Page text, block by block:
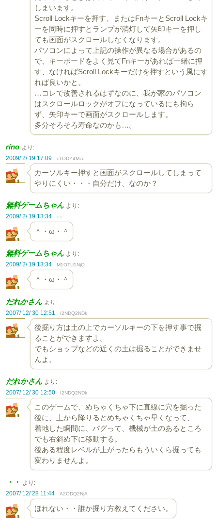
しまいます。
Scroll Lockキーを押す、またはFnキーとScroll Lockキ
ーを同時に押すとランプが消灯して矢印キーを押し
ても画面がスクロールしなくなります。
パソコンによって上記の操作が異なる場合があるの
で、キーボードをよく見てFnキーがあれば一緒に押
す、なければScroll Lockキーだけを押すという風にす
れば良いかと。
…コレで改善されるはずなのに、我が家のパソコン
はスクロールロックがオフになっているにも拘ら
ず、矢印キーで画面がスクロールします。
多分そろそろ寿命なのかも…。
rino より:
2009/ 2/ 19 17:09
c1ODY4Mzc
カーソルキー押すと画面がスクロールしてしまって
やりにくい・・・自分だけ、なのか？
無料ゲームちゃん より:
2009/ 2/ 19 13:34
==
＾・ω・＾
無料ゲームちゃん より:
2009/ 2/ 19 13:34
M1OTU1NjQ
＾・ω・＾
だれかさん より:
2007/ 12/ 30 12:51
I2NDQ2NDk
後掘り方は土の上でカーソルキーの下を押す事で掘
ることができますよ。
でもショップなどの近くの土は掘ることができませ
んよ。
だれかさん より:
2007/ 12/ 30 12:50
I2NDQ2NDk
このゲームで、めちゃくちゃ下に直線に穴を掘った
後に、上から降りるとめちゃくちゃ早くなって、
着地した瞬間に、バグって、機械が土のあるところ
でも右斜め下に移動する。
後ある程度レベルが上がったらもういくら掘っても
変わりませんよ。
・・
より:
2007/ 12/ 28 11:44
A2ODQ2NjA
ほれない・・誰か掘り方教えてください。